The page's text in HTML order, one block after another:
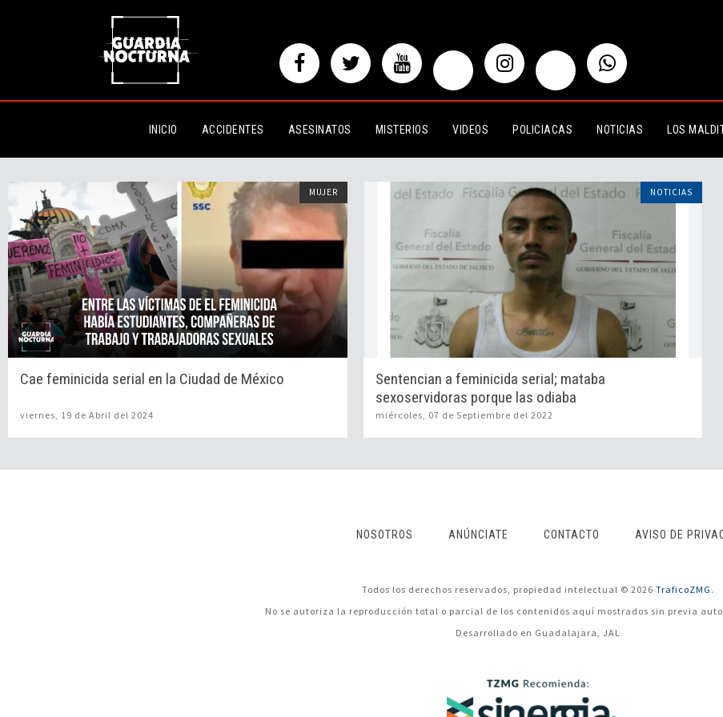
INICIO ACCIDENTES ASESINATOS MISTERIOS VIDEOS POLICIACAS NOTICIAS LOS
MUJER
Cae feminicida serial en la Ciudad de México
viernes, 19 de Abril del 2024
NOTICIAS
Sentencian a feminicida serial; mataba
sexoservidoras porque las odiaba
miércoles, 07 de Septiembre del 2022
NOSOTROS ANÚNCIATE CONTACTO AVISO DE
Todos los derechos reservados, propiedad intelectual © 2026 TraficoZMG.
No se autoriza la reproducción total o parcial de los contenidos aquí mostrados sin previa
Desarrollado en Guadalajara, JAL